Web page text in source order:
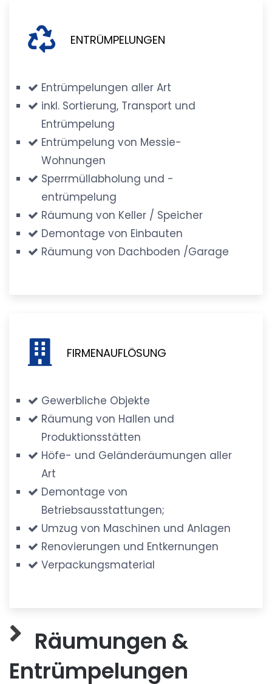
ENTRÜMPELUNGEN
Entrümpelungen aller Art
inkl. Sortierung, Transport und
Entrümpelung
Entrümpelung von Messie-
Wohnungen
Sperrmüllabholung und -
entrümpelung
Räumung von Keller / Speicher
Demontage von Einbauten
Räumung von Dachboden /Garage
FIRMENAUFLÖSUNG
Gewerbliche Objekte
Räumung von Hallen und
Produktionsstätten
Höfe- und Geländeräumungen aller
Art
Demontage von
Betriebsausstattungen;
Umzug von Maschinen und Anlagen
Renovierungen und Entkernungen
Verpackungsmaterial
Räumungen &
Entrümpelungen